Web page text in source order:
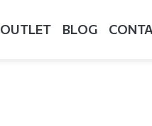
OUTLET BLOG